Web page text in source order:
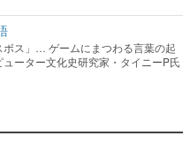
ボス」… ゲームにまつわる言葉の起
ーター文化史研究家・タイニーP氏